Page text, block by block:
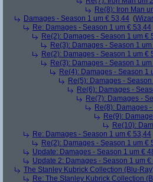
Re(8): Iron Man
Damages - Season 1 um € 53,44 (
Re: Damages - Season 1 um € 53,44
Re(2): Damages - Season 1 um €
Re(3): Damages - Season 1
Re(2): Damages - Season 1 um €
Re(3): Damages - Season 1
Re(4): Damages - Season 1
Re(5): Damages -
Re(6): Damages -
Re(7): Damages -
Re(8): Damages
Re(9):
Re(10):
Re: Damages - Season 1 um € 53,44
Re(2): Damages - Season 1 um €
Update: Damages - Season 1 um €
Update 2: Damages - Season 1 um €
The Stanley Kubrick Collection (Blu-
Re: The Stanley Kubrick Collection